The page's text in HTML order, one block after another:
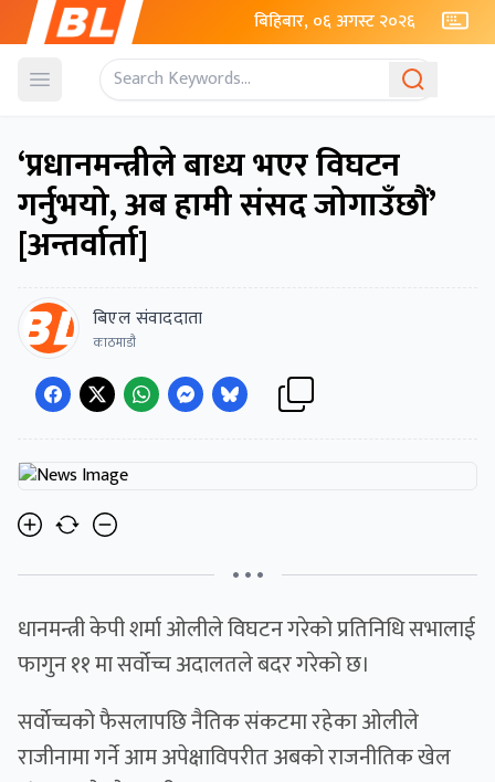
बिहिबार, ०६ अगस्ट २०२६
Open menu
‘प्रधानमन्त्रीले बाध्य भएर विघटन
गर्नुभयो, अब हामी संसद जोगाउँछौं’
[अन्तर्वार्ता]
बिएल संवाददाता
काठमाडाै‌ं
• • •
धानमन्त्री केपी शर्मा ओलीले विघटन गरेको प्रतिनिधि सभालाई
फागुन ११ मा सर्वोच्च अदालतले बदर गरेको छ।
सर्वाेच्चको फैसलापछि नैतिक संकटमा रहेका ओलीले
राजीनामा गर्ने आम अपेक्षाविपरीत अबको राजनीतिक खेल